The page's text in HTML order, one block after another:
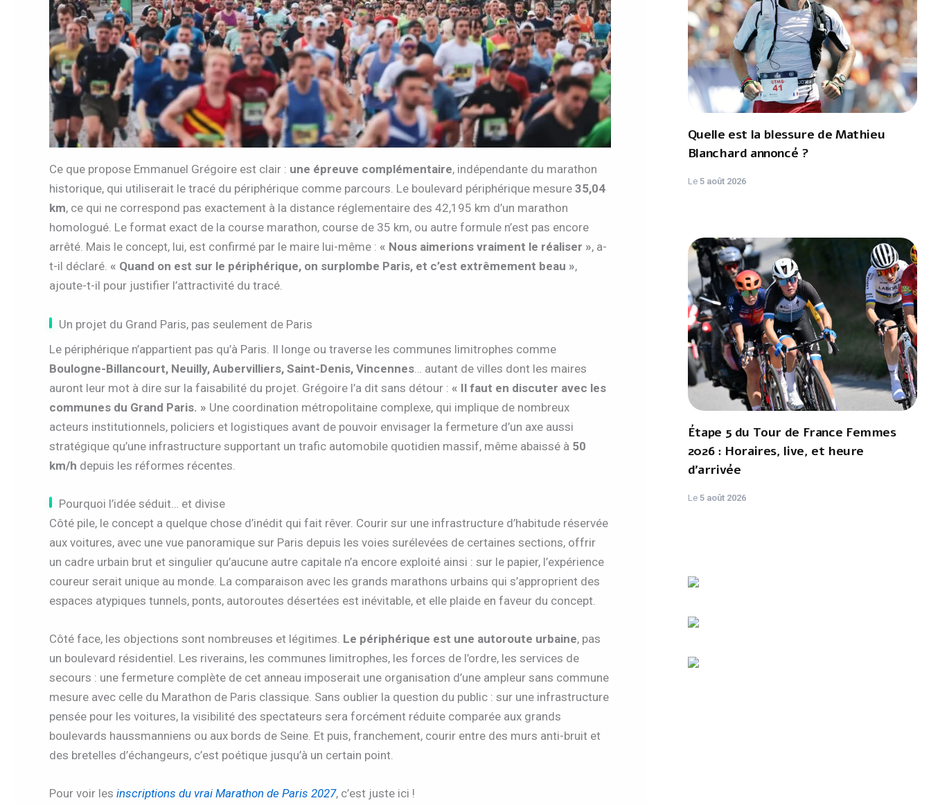
Ce que propose Emmanuel Grégoire est clair : une épreuve complémentaire, indépendante du marathon
historique, qui utiliserait le tracé du périphérique comme parcours. Le boulevard périphérique mesure 35,04
km, ce qui ne correspond pas exactement à la distance réglementaire des 42,195 km d’un marathon
homologué. Le format exact de la course marathon, course de 35 km, ou autre formule n’est pas encore
arrêté. Mais le concept, lui, est confirmé par le maire lui-même : « Nous aimerions vraiment le réaliser », a-
t-il déclaré. « Quand on est sur le périphérique, on surplombe Paris, et c’est extrêmement beau »,
ajoute-t-il pour justifier l’attractivité du tracé.
Un projet du Grand Paris, pas seulement de Paris
Le périphérique n’appartient pas qu’à Paris. Il longe ou traverse les communes limitrophes comme
Boulogne-Billancourt, Neuilly, Aubervilliers, Saint-Denis, Vincennes … autant de villes dont les maires
auront leur mot à dire sur la faisabilité du projet. Grégoire l’a dit sans détour : « Il faut en discuter avec les
communes du Grand Paris. » Une coordination métropolitaine complexe, qui implique de nombreux
acteurs institutionnels, policiers et logistiques avant de pouvoir envisager la fermeture d’un axe aussi
stratégique qu’une infrastructure supportant un trafic automobile quotidien massif, même abaissé à 50
km/h depuis les réformes récentes.
Pourquoi l’idée séduit… et divise
Côté pile, le concept a quelque chose d’inédit qui fait rêver. Courir sur une infrastructure d’habitude réservée
aux voitures, avec une vue panoramique sur Paris depuis les voies surélevées de certaines sections, offrir
un cadre urbain brut et singulier qu’aucune autre capitale n’a encore exploité ainsi : sur le papier, l’expérience
coureur serait unique au monde. La comparaison avec les grands marathons urbains qui s’approprient des
espaces atypiques tunnels, ponts, autoroutes désertées est inévitable, et elle plaide en faveur du concept.
Côté face, les objections sont nombreuses et légitimes. Le périphérique est une autoroute urbaine, pas
un boulevard résidentiel. Les riverains, les communes limitrophes, les forces de l’ordre, les services de
secours : une fermeture complète de cet anneau imposerait une organisation d’une ampleur sans commune
mesure avec celle du Marathon de Paris classique. Sans oublier la question du public : sur une infrastructure
pensée pour les voitures, la visibilité des spectateurs sera forcément réduite comparée aux grands
boulevards haussmanniens ou aux bords de Seine. Et puis, franchement, courir entre des murs anti-bruit et
des bretelles d’échangeurs, c’est poétique jusqu’à un certain point.
Pour voir les inscriptions du vrai Marathon de Paris 2027, c’est juste ici !
Quelle est la blessure de Mathieu
Blanchard annoncé ?
Le 5 août 2026
Étape 5 du Tour de France Femmes
2026 : Horaires, live, et heure
d'arrivée
Le 5 août 2026